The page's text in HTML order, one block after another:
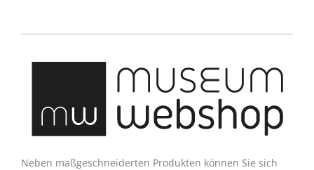
Neben maßgeschneiderten Produkten können Sie sich